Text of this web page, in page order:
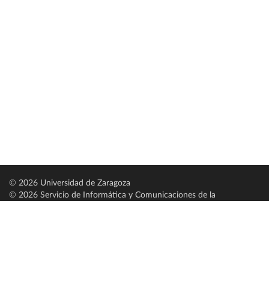
© 2026 Universidad de Zaragoza
© 2026 Servicio de Informática y Comunicaciones de la